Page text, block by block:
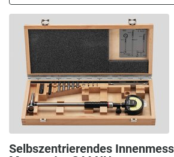
Selbszentrierendes